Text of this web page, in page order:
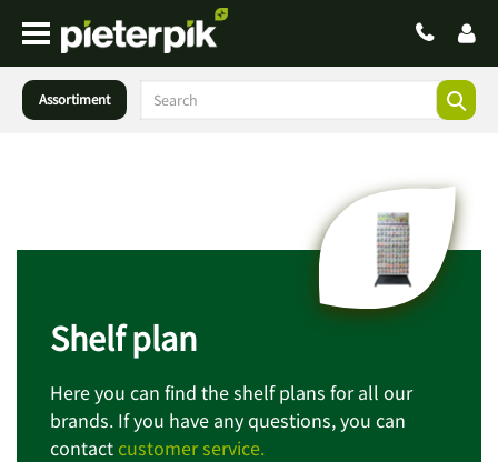
Assortiment
Shelf plan
Here you can find the shelf plans for all our
brands. If you have any questions, you can
contact customer service.